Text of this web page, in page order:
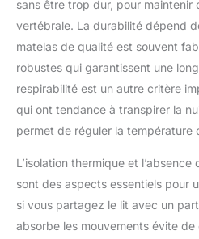
les dimensions du matelas
avant de l’ouvrir. Mesurez votre
correspond aux dimensions
indiquées sur ce carton
sans être trop dur, pour maintenir
vertébrale. La durabilité dépend
matelas de qualité est souvent
robustes qui garantissent une
respirabilité est un autre critère
qui ont tendance à transpirer la
permet de réguler la température
L’isolation thermique et
sont des aspects essentiels pour
si vous partagez le lit avec un
absorbe les mouvements évite de